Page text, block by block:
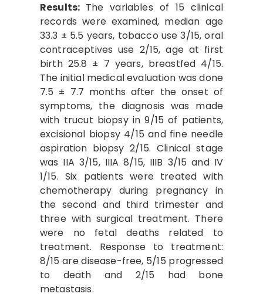
Results: The variables of 15 clinical
records were examined, median age
33.3 ± 5.5 years, tobacco use 3/15, oral
contraceptives use 2/15, age at first
birth 25.8 ± 7 years, breastfed 4/15.
The initial medical evaluation was done
7.5 ± 7.7 months after the onset of
symptoms, the diagnosis was made
with trucut biopsy in 9/15 of patients,
excisional biopsy 4/15 and fine needle
aspiration biopsy 2/15. Clinical stage
was IIA 3/15, IIIA 8/15, IIIB 3/15 and IV
1/15. Six patients were treated with
chemotherapy during pregnancy in
the second and third trimester and
three with surgical treatment. There
were no fetal deaths related to
treatment. Response to treatment:
8/15 are disease-free, 5/15 progressed
to death and 2/15 had bone
metastasis.